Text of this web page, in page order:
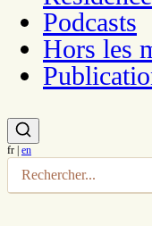
Podcasts
Hors les
fr | en